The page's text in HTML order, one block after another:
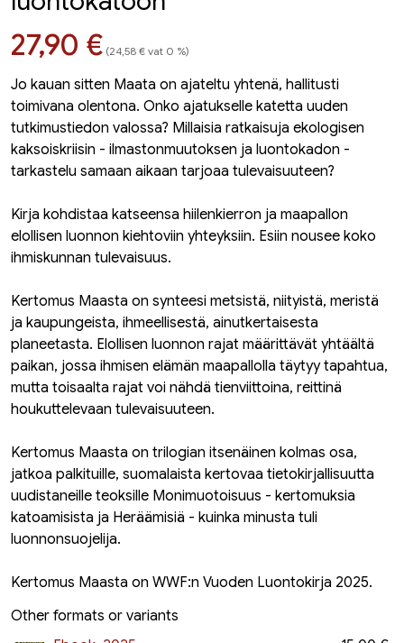
Hinta nyt
27,90 € (24,58 € vat 0 %)
Jo kauan sitten Maata on ajateltu yhtenä, hallitusti
toimivana olentona. Onko ajatukselle katetta uuden
tutkimustiedon valossa? Millaisia ratkaisuja ekologisen
kaksoiskriisin - ilmastonmuutoksen ja luontokadon -
tarkastelu samaan aikaan tarjoaa tulevaisuuteen?
Kirja kohdistaa katseensa hiilenkierron ja maapallon
elollisen luonnon kiehtoviin yhteyksiin. Esiin nousee koko
ihmiskunnan tulevaisuus.
Kertomus Maasta on synteesi metsistä, niityistä, meristä
ja kaupungeista, ihmeellisestä, ainutkertaisesta
planeetasta. Elollisen luonnon rajat määrittävät yhtäältä
paikan, jossa ihmisen elämän maapallolla täytyy tapahtua,
mutta toisaalta rajat voi nähdä tienviittoina, reittinä
houkuttelevaan tulevaisuuteen.
Kertomus Maasta on trilogian itsenäinen kolmas osa,
jatkoa palkituille, suomalaista kertovaa tietokirjallisuutta
uudistaneille teoksille Monimuotoisuus - kertomuksia
katoamisista ja Heräämisiä - kuinka minusta tuli
luonnonsuojelija.
Kertomus Maasta on WWF:n Vuoden Luontokirja 2025.
Other formats or variants